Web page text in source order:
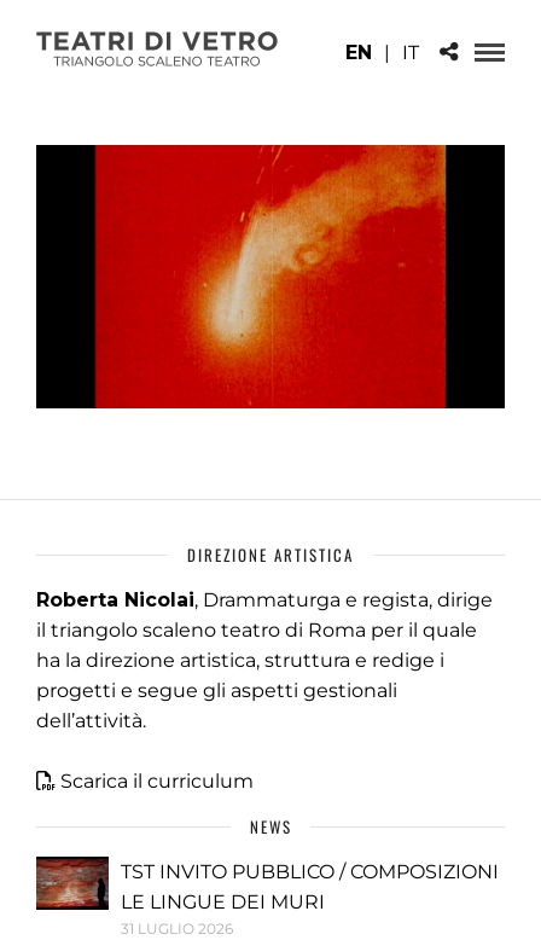
EN | IT
DIREZIONE ARTISTICA
Roberta Nicolai, Drammaturga e regista, dirige
il triangolo scaleno teatro di Roma per il quale
ha la direzione artistica, struttura e redige i
progetti e segue gli aspetti gestionali
dell’attività.
Scarica il curriculum
NEWS
TST INVITO PUBBLICO / COMPOSIZIONI
LE LINGUE DEI MURI
31 LUGLIO 2026